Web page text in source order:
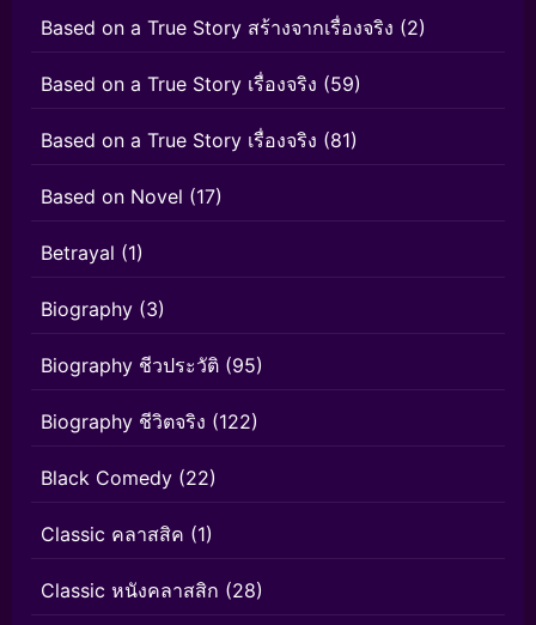
Based on a True Story สร้างจากเรื่องจริง (2)
Based on a True Story เรื่องจริง (59)
Based on a True Story เรื่องจริง (81)
Based on Novel (17)
Betrayal (1)
Biography (3)
Biography ชีวประวัติ (95)
Biography ชีวิตจริง (122)
Black Comedy (22)
Classic คลาสสิค (1)
Classic หนังคลาสสิก (28)